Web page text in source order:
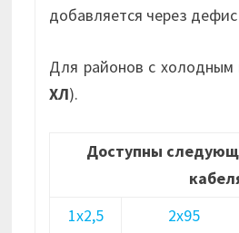
добавляется через
Для районов с
ХЛ).
Доступны
1х2,5
2х95